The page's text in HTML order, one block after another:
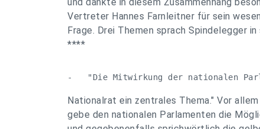
Vertreter Hannes Farnleitner für sein
Frage. Drei Themen sprach Spindelegger
****
-   "Die Mitwirkung der nationalen
Nationalrat ein zentrales Thema." Vor
gebe den nationalen Parlamenten die